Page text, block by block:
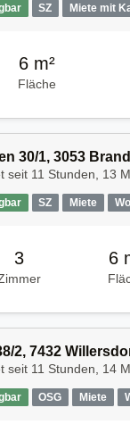
SZ Miete mit
6 m²
Fläche
30/1, 3053
seit 11 Stunden, 13
SZ Miete
3 6
2, 7432
seit 11 Stunden, 14
OSG Miete